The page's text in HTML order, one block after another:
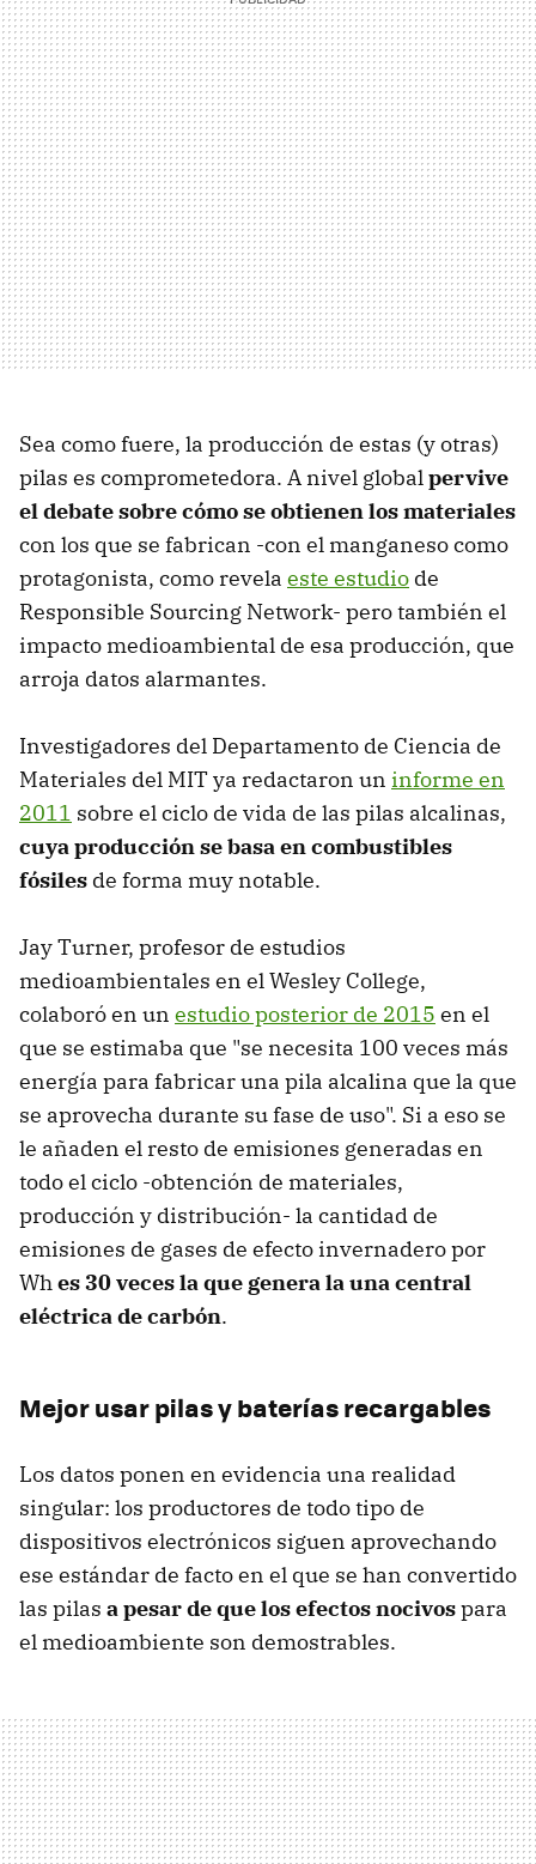
Sea como fuere, la producción de estas (y otras)
pilas es comprometedora. A nivel globalpervive
el debate sobre cómo se obtienen los materiales
con los que se fabrican -con el manganeso como
protagonista, como revela este estudio de
Responsible Sourcing Network- pero también el
impacto medioambiental de esa producción, que
arroja datos alarmantes.
Investigadores del Departamento de Ciencia de
Materiales del MIT ya redactaron un informe en
2011 sobre el ciclo de vida de las pilas alcalinas,
cuya producción se basa en combustibles
fósiles de forma muy notable.
Jay Turner, profesor de estudios
medioambientales en el Wesley College,
colaboró en un estudio posterior de 2015 en el
que se estimaba que "se necesita 100 veces más
energía para fabricar una pila alcalina que la que
se aprovecha durante su fase de uso". Si a eso se
le añaden el resto de emisiones generadas en
todo el ciclo -obtención de materiales,
producción y distribución- la cantidad de
emisiones de gases de efecto invernadero por
Whes 30 veces la que genera la una central
eléctrica de carbón.
Mejor usar pilas y baterías recargables
Los datos ponen en evidencia una realidad
singular: los productores de todo tipo de
dispositivos electrónicos siguen aprovechando
ese estándar de facto en el que se han convertido
las pilas a pesar de que los efectos nocivospara
el medioambiente son demostrables.